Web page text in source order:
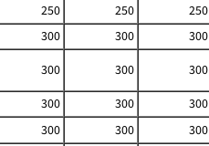
250 250 250
300 300 300
300 300 300
300 300 300
300 300 300